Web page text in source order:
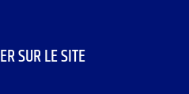
SUR LE SITE